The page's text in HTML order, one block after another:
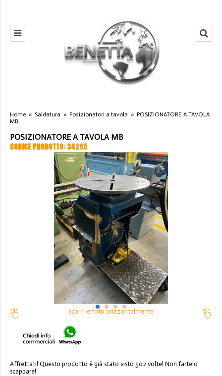
Home » Saldatura » Posizionatori a tavola » POSIZIONATORE A TAVOLA
MB
POSIZIONATORE A TAVOLA MB
CODICE PRODOTTO: 34285
scorri le foto orizzontalmente
Affrettati! Questo prodotto è già stato visto 502 volte! Non fartelo
scappare!